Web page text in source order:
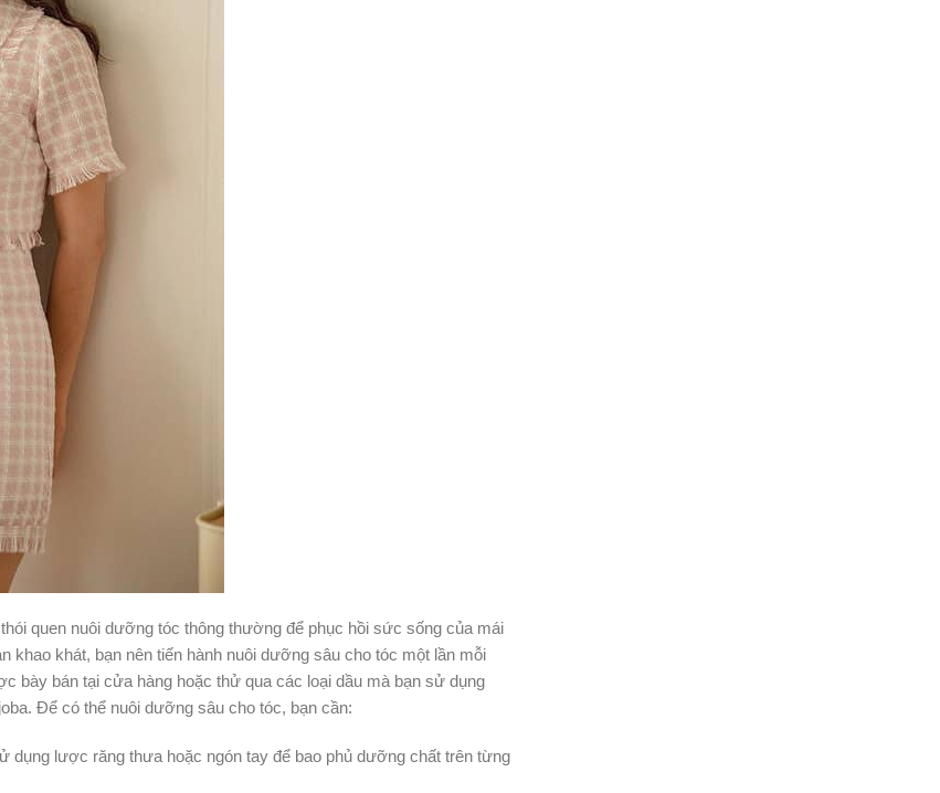
quen nuôi dưỡng tóc thông thường để phục hồi sức sống của mái
khát, bạn nên tiến hành nuôi dưỡng sâu cho tóc một lần mỗi
bày bán tại cửa hàng hoặc thử qua các loại dầu mà bạn sử dụng
Để có thể nuôi dưỡng sâu cho tóc, bạn cần:
dụng lược răng thưa hoặc ngón tay để bao phủ dưỡng chất trên từng